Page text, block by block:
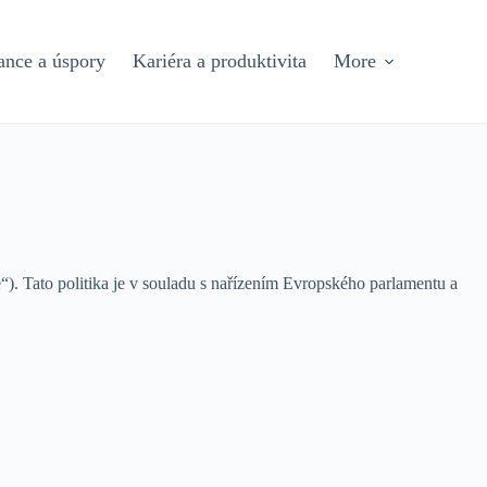
a úspory Kariéra a produktivita More
Tato politika je v souladu s nařízením Evropského parlamentu a